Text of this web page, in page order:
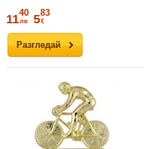
Разгледай
1140
лв 583
€